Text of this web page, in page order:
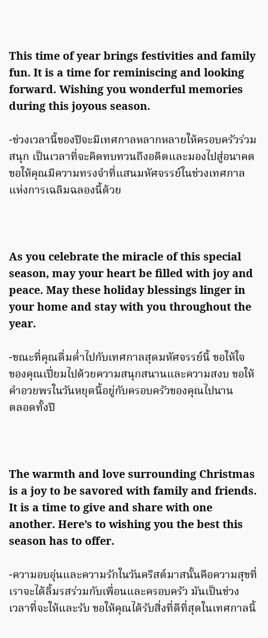
This time of year brings festivities and family
fun. It is a time for reminiscing and looking
forward. Wishing you wonderful memories
during this joyous season.
-ช่วงเวลานี้ของปีจะมีเทศกาลหลากหลายให้ครอบครัวร่วม
สนุก เป็นเวลาที่จะคิดทบทวนถึงอดีตและมองไปสู่อนาคต
ขอให้คุณมีความทรงจำที่แสนมหัศจรรย์ในช่วงเทศกาล
แห่งการเฉลิมฉลองนี้ด้วย
As you celebrate the miracle of this special
season, may your heart be filled with joy and
peace. May these holiday blessings linger in
your home and stay with you throughout the
year.
-ขณะที่คุณดื่มด่ำไปกับเทศกาลสุดมหัศจรรย์นี้ ขอให้ใจ
ของคุณเปี่ยมไปด้วยความสนุกสนานและความสงบ ขอให้
คำอวยพรในวันหยุดนี้อยู่กับครอบครัวของคุณไปนาน
ตลอดทั้งปี
The warmth and love surrounding Christmas
is a joy to be savored with family and friends.
It is a time to give and share with one
another. Here’s to wishing you the best this
season has to offer.
-ความอบอุ่นและความรักในวันคริสต์มาสนั้นคือความสุขที่
เราจะได้ลิ้มรสร่วมกับเพื่อนและครอบครัว มันเป็นช่วง
เวลาที่จะให้และรับ ขอให้คุณได้รับสิ่งที่ดีที่สุดในเทศกาลนี้